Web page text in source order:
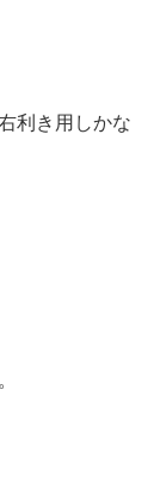
利き用しかな